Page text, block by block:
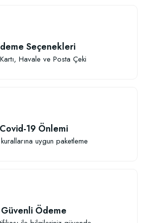
Sepete Ekle
Seçenekleri
Havale ve Posta Çeki
Covid-19 Önlemi
uygun paketleme
Güvenli Ödeme